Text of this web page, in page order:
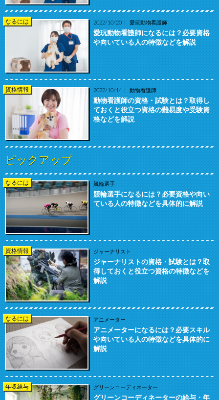
なるには 2022/10/20 愛玩動物看護師
愛玩動物看護師になるには？必要資格
や向いている人の特徴などを解説
資格情報 2022/10/14 動物看護師
動物看護師の資格・試験とは？取得し
ておくと役立つ資格の難易度や受験資
格などを解説
ピックアップ
なるには 競輪選手
競輪選手になるには？必要資格や向い
ている人の特徴などを具体的に解説
資格情報 ジャーナリスト
ジャーナリストの資格・試験とは？取
得しておくと役立つ資格の特徴などを
解説
なるには アニメーター
アニメーターになるには？必要スキル
や向いている人の特徴などを具体的に
解説
年収給与 グリーンコーディネーター
グリーンコーディネーターの給与・年